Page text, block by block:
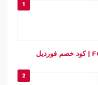
1
2